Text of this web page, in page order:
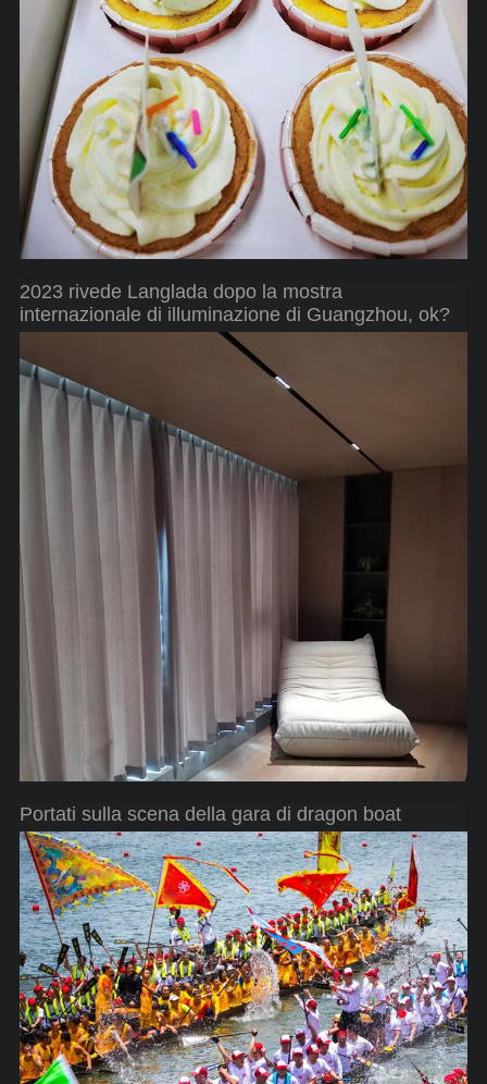
2023 rivede Langlada dopo la mostra
internazionale di illuminazione di Guangzhou, ok?
Portati sulla scena della gara di dragon boat